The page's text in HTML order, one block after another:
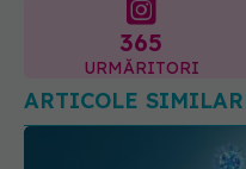
ARTICOLE SIMILARE